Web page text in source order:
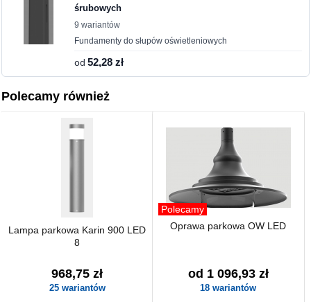
śrubowych
9 wariantów
Fundamenty do słupów oświetleniowych
od52,28 zł
Polecamy również
Lampa parkowa Karin 900 LED
8
968,75 zł
25 wariantów
Polecamy
Oprawa parkowa OW LED
od 1 096,93 zł
18 wariantów